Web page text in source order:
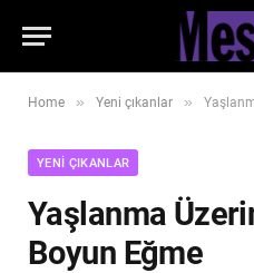
Home » Yeni çıkanlar »
YENI ÇIKANLAR
Yaşlanma
Boyun Eğme